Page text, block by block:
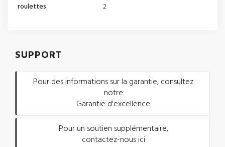
roulettes 2
SUPPORT
Pour des informations sur la garantie, consultez
notre
Garantie d'excellence
Pour un soutien supplémentaire,
contactez-nous ici